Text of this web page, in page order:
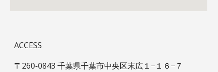
ACCESS
〒260-0843 千葉県千葉市中央区末広１−１６−７